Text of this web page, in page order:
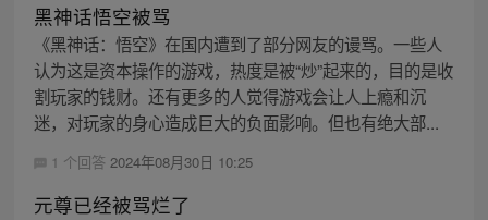
黑神话悟空被骂
《黑神话：悟空》在国内遭到了部分网友的谩骂。一些人
认为这是资本操作的游戏，热度是被“炒”起来的，目的是收
割玩家的钱财。还有更多的人觉得游戏会让人上瘾和沉
迷，对玩家的身心造成巨大的负面影响。但也有绝大部...
1 个回答 2024年08月30日 10:25
元尊已经被骂烂了